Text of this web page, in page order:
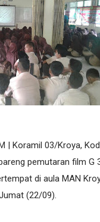
| Koramil 03/Kroya,
pemutaran film G
di aula MAN
(22/09).